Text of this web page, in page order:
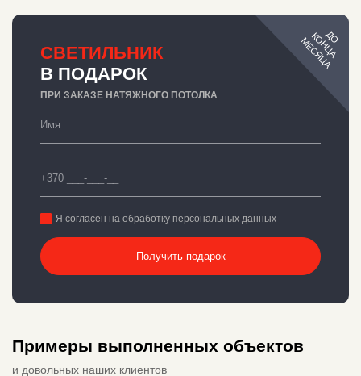
СВЕТИЛЬНИК
В ПОДАРОК
ПРИ ЗАКАЗЕ НАТЯЖНОГО ПОТОЛКА
Я согласен на обработку персональных данных
Получить подарок
ДО
КОНЦА
МЕСЯЦА
Примеры выполненных объектов
и довольных наших клиентов